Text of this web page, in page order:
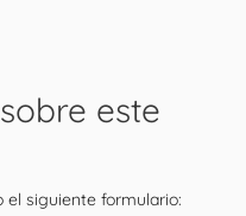
este
el siguiente formulario: